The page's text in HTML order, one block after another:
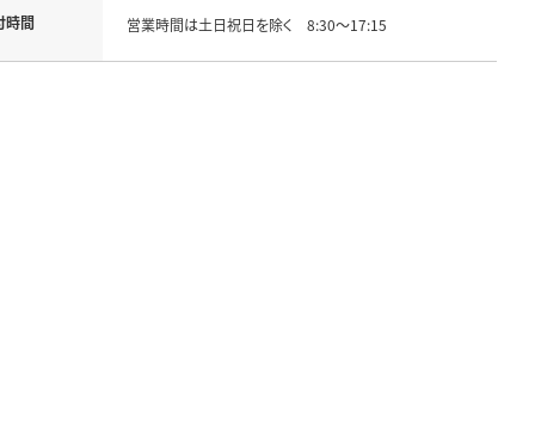
時間 営業時間は土日祝日を除く 8:30～17:15